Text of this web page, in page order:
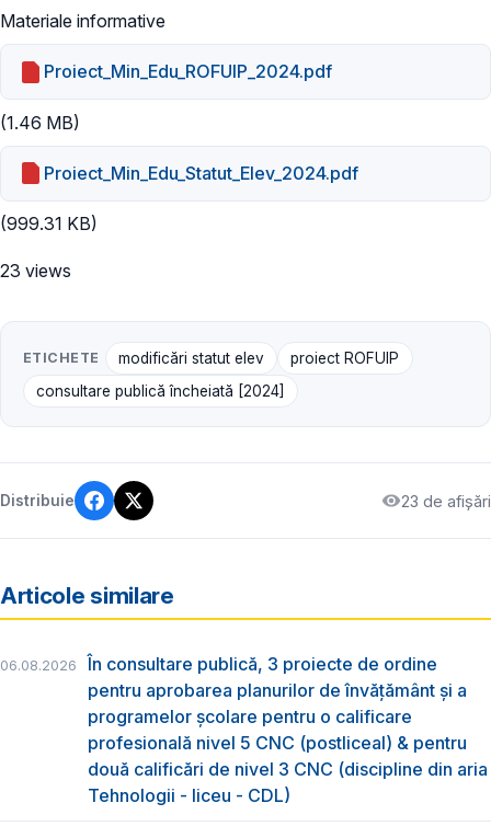
Materiale informative
Proiect_Min_Edu_ROFUIP_2024.pdf
(1.46 MB)
Proiect_Min_Edu_Statut_Elev_2024.pdf
(999.31 KB)
23 views
ETICHETE modificări statut elev
proiect ROFUIP
consultare publică încheiată [2024]
Distribuie 23 de afișări
Articole similare
06.08.2026
În consultare publică, 3 proiecte de ordine
pentru aprobarea planurilor de învățământ și a
programelor școlare pentru o calificare
profesională nivel 5 CNC (postliceal) & pentru
două calificări de nivel 3 CNC (discipline din aria
Tehnologii - liceu - CDL)